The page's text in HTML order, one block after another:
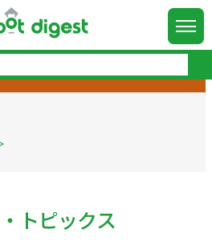
トピックス